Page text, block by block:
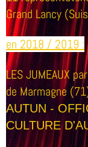
Grand Lancy
en 2018 / 2019 :
LES JUMEAUX
de Marmagne
AUTUN -
CULTURE